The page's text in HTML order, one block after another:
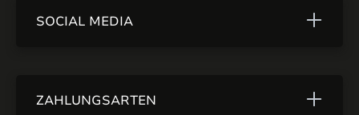
SOCIAL MEDIA
ZAHLUNGSARTEN